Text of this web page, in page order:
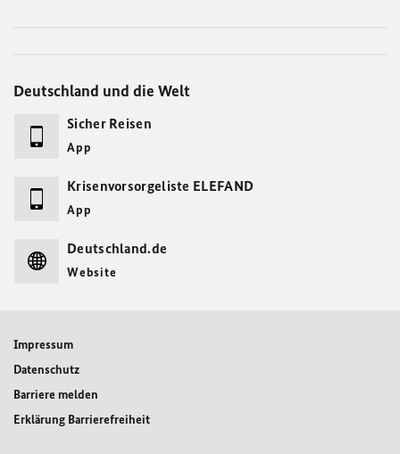
Deutschland und die Welt
Sicher Reisen
App
Krisenvorsorgeliste ELEFAND
App
Deutschland.de
Website
Impressum
Datenschutz
Barriere melden
Erklärung Barrierefreiheit